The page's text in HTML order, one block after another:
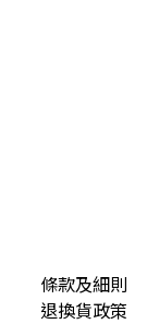
條款及細則
退換貨政策